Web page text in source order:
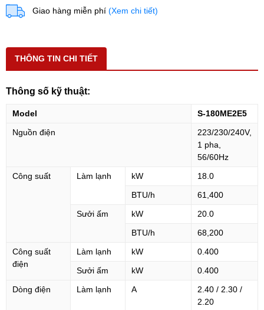
Giao hàng miễn phí (Xem chi tiết)
THÔNG TIN CHI TIẾT
Thông số kỹ thuật:
Model
S-180ME2E5
Nguồn điện
223/230/240V,
1 pha,
56/60Hz
Công suất
Làm lạnh kW
18.0
BTU/h
61,400
Sưởi ấm
kW
20.0
BTU/h
68,200
Công suất
điện
Làm lạnh kW
0.400
Sưởi ấm
kW
0.400
Dòng điện
Làm lạnh A
2.40 / 2.30 /
2.20